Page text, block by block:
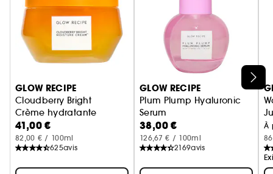
GLOW RECIPE
Cloudberry Bright
Crème hydratante
41,00 €
82,00 € / 100ml
625avis
GLOW RECIPE
Plum Plump Hyaluronic
Serum
38,00 €
126,67 € / 100ml
2169avis
À